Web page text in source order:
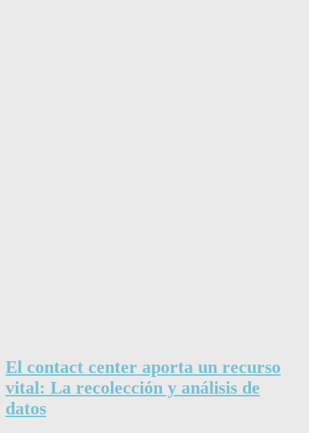
El contact center aporta un recurso
vital: La recolección y análisis de
datos